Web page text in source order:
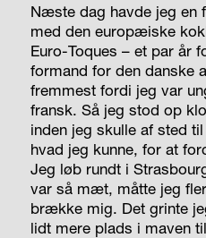
Næste dag havde jeg en
med den europæiske
Euro-Toques – et par år
formand for den danske
fremmest fordi jeg var
fransk. Så jeg stod op
inden jeg skulle af sted
hvad jeg kunne, for at
Jeg løb rundt i
var så mæt, måtte jeg
brække mig. Det grinte
lidt mere plads i maven